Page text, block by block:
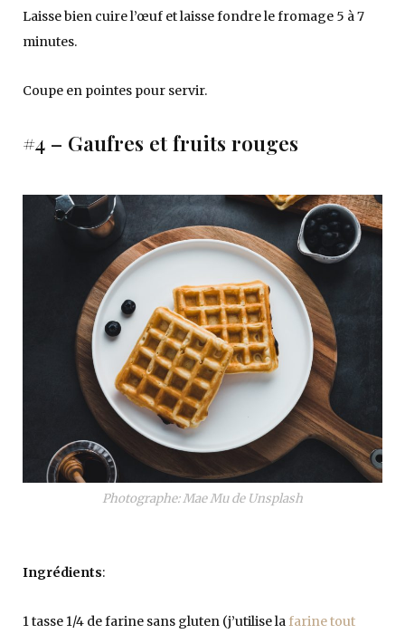
Laisse bien cuire l’œuf et laisse fondre le fromage 5 à 7
minutes.
Coupe en pointes pour servir.
#4 – Gaufres et fruits rouges
Photographe: Mae Mu de Unsplash
Ingrédients:
1 tasse 1/4 de farine sans gluten (j’utilise la farine tout